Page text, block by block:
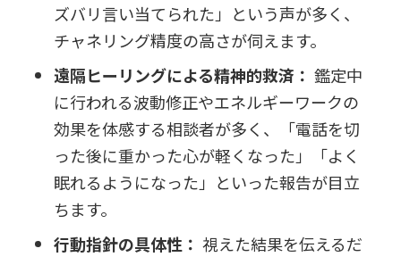
ズバリ言い当てられた」という声が多く、
チャネリング精度の高さが伺えます。
遠隔ヒーリングによる精神的救済： 鑑定中
に行われる波動修正やエネルギーワークの
効果を体感する相談者が多く、「電話を切
った後に重かった心が軽くなった」「よく
眠れるようになった」といった報告が目立
ちます。
行動指針の具体性： 視えた結果を伝えるだ